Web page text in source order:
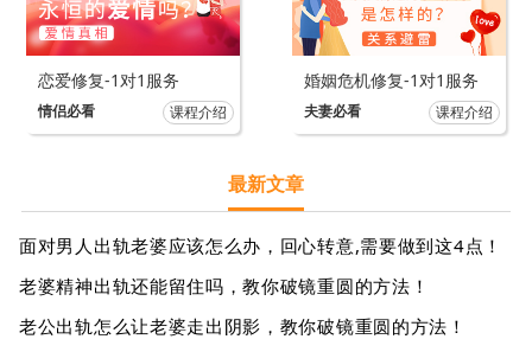
恋爱修复-1对1服务
情侣必看 课程介绍
婚姻危机修复-1对1服务
夫妻必看 课程介绍
最新文章
面对男人出轨老婆应该怎么办，回心转意,需要做到这4点！
老婆精神出轨还能留住吗，教你破镜重圆的方法！
老公出轨怎么让老婆走出阴影，教你破镜重圆的方法！